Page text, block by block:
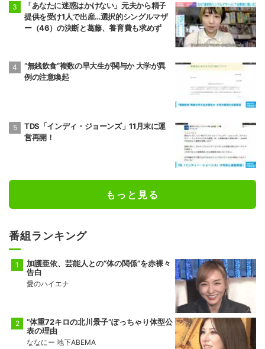
「あなたに迷惑はかけない」元夫から精子
提供を受け1人で出産…選択的シングルマザ
ー（46）の決断と葛藤、養育費も求めず
“無銭飲食”複数の早大生が関与か 大学が異
例の注意喚起
TDS「インディ・ジョーンズ」11月末に運
営再開！
もっと見る
番組ランキング
加護亜依、芸能人との“体の関係”を赤裸々
告白
愛のハイエナ
“体重72キロの北川景子”ぽっちゃり体型公
表の理由
ななにー 地下ABEMA